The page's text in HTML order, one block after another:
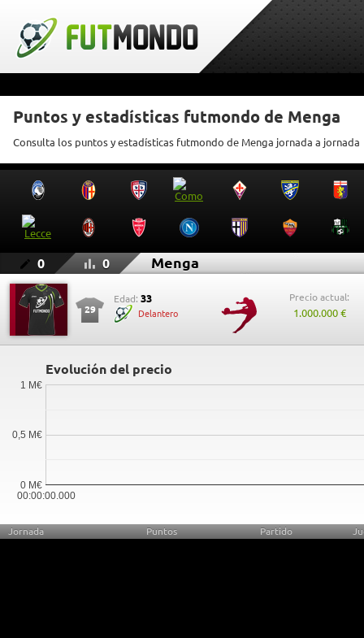
Puntos y estadísticas futmondo de Menga
Consulta los puntos y estadísticas futmondo de Menga jornada a jornada
0 0 Menga
29
Edad: 33
Delantero
Precio actual:
1.000.000 €
Evolución del precio
00:00:00.000
0 M€
0,5 M€
1 M€
Jornada Puntos Partido